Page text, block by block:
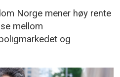
Norge mener høy rente
mellom
og